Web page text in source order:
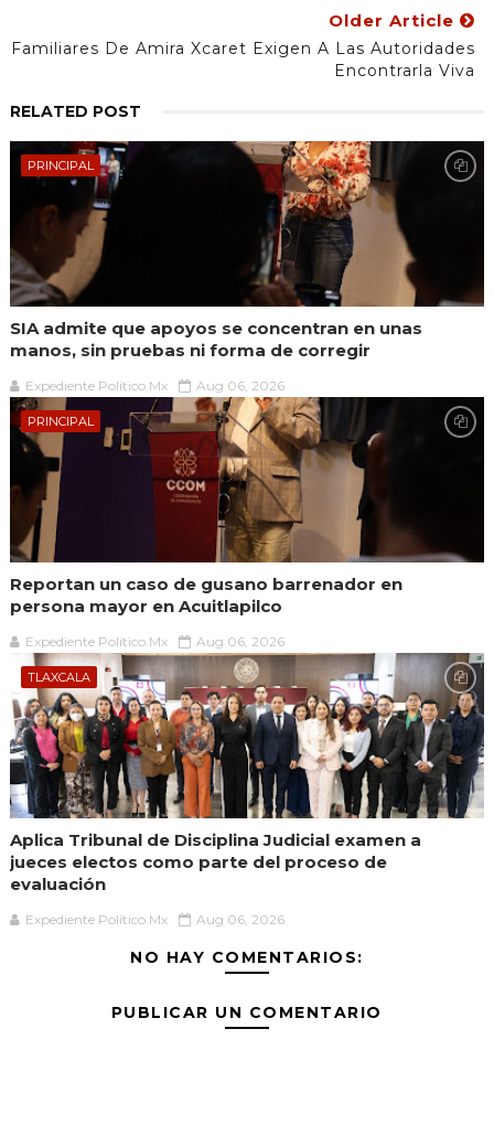
Older Article
Familiares De Amira Xcaret Exigen A Las Autoridades
Encontrarla Viva
RELATED POST
PRINCIPAL
SIA admite que apoyos se concentran en unas
manos, sin pruebas ni forma de corregir
Expediente Político.Mx Aug 06, 2026
PRINCIPAL
Reportan un caso de gusano barrenador en
persona mayor en Acuitlapilco
Expediente Político.Mx Aug 06, 2026
TLAXCALA
Aplica Tribunal de Disciplina Judicial examen a
jueces electos como parte del proceso de
evaluación
Expediente Político.Mx Aug 06, 2026
NO HAY COMENTARIOS:
PUBLICAR UN COMENTARIO